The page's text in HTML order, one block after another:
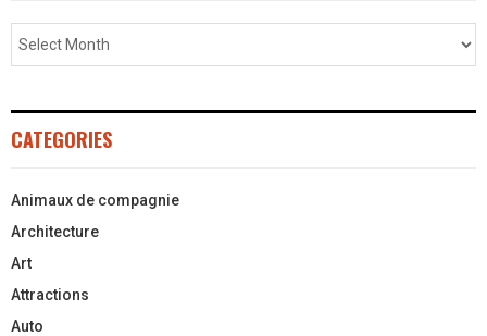
CATEGORIES
Animaux de compagnie
Architecture
Art
Attractions
Auto